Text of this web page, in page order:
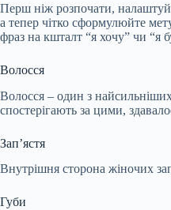
Перш ніж розпочати,
а тепер чітко сформулюйте
фраз на кшталт “я хочу” чи “я
Волосся
Волосся – один з
спостерігають за цими,
Зап’ястя
Внутрішня сторона жіночих
Губи